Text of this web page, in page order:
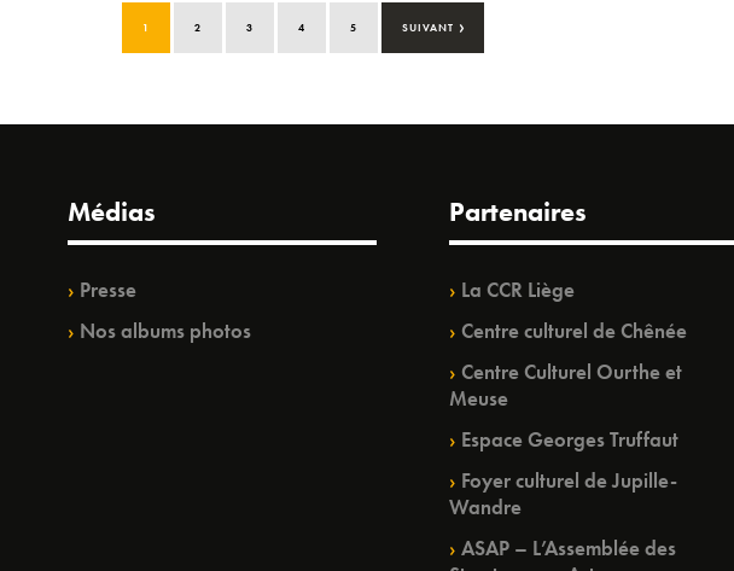
1 2 3 4 5 SUIVANT ›
Médias
Presse
Nos albums photos
Partenaires
La CCR Liège
Centre culturel de Chênée
Centre Culturel Ourthe et
Meuse
Espace Georges Truffaut
Foyer culturel de Jupille-
Wandre
ASAP – L’Assemblée des